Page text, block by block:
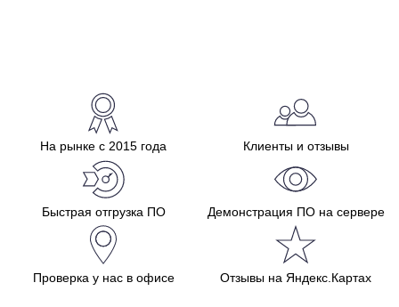
На рынке с 2015 года Клиенты и отзывы
Быстрая отгрузка ПО Демонстрация ПО на сервере
Проверка у нас в офисе Отзывы на Яндекс.Картах